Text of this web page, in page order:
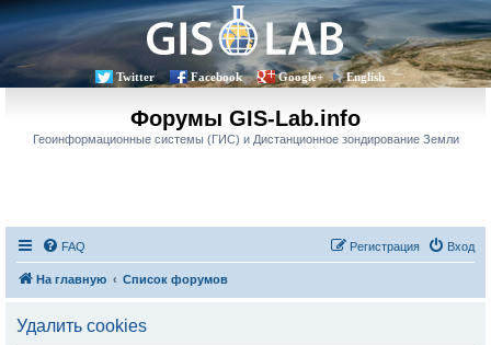
Twitter Facebook Google+ English
Форумы GIS-Lab.info
Геоинформационные системы (ГИС) и Дистанционное зондирование Земли
FAQ Вход
Регистрация
На главную Список форумов
Удалить cookies